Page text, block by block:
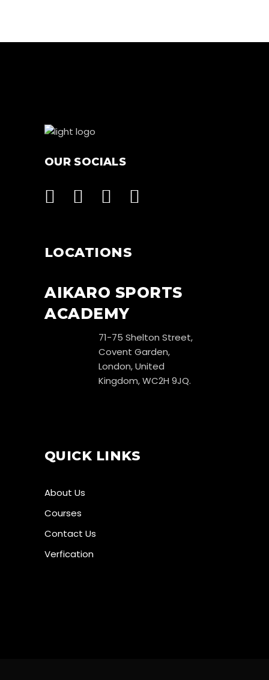
OUR SOCIALS
LOCATIONS
AIKARO SPORTS
ACADEMY
71-75 Shelton Street,
Covent Garden,
London, United
Kingdom, WC2H 9JQ.
QUICK LINKS
About Us
Courses
Contact Us
Verfication